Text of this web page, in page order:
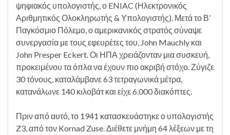
ψηφιακός υπολογιστής, ο ENIAC (Ηλεκτρονικός
Αριθμητικός Ολοκληρωτής & Υπολογιστής). Μετά το Β’
Παγκόσμιο Πόλεμο, ο αμερικανικός στρατός σύναψε
συνεργασία με τους εφευρέτες του, John Mauchly και
John Presper Eckert. Οι ΗΠΑ χρειάζονταν μια συσκευή,
προκειμένου τα όπλα να έχουν πιο ακριβή στόχο. Ζύγιζε
30 τόνους, καταλάμβανε 63 τετραγωνικά μέτρα,
κατανάλωνε 140 κιλοβάτ και είχε 6.000 διακόπτες.
Πριν από αυτό, το 1941 κατασκευάστηκε ο υπολογιστής
Z3, από τον Kornad Zuse. Διέθετε μνήμη 64 λέξεων με τη